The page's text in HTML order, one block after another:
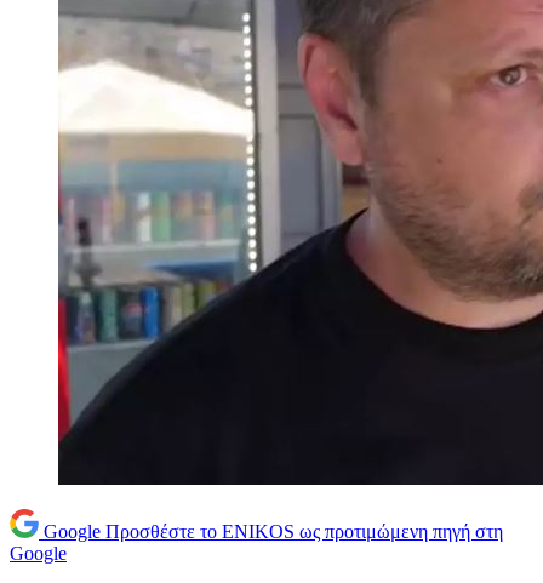
Google Προσθέστε το ENIKOS ως προτιμώμενη πηγή στη
Google